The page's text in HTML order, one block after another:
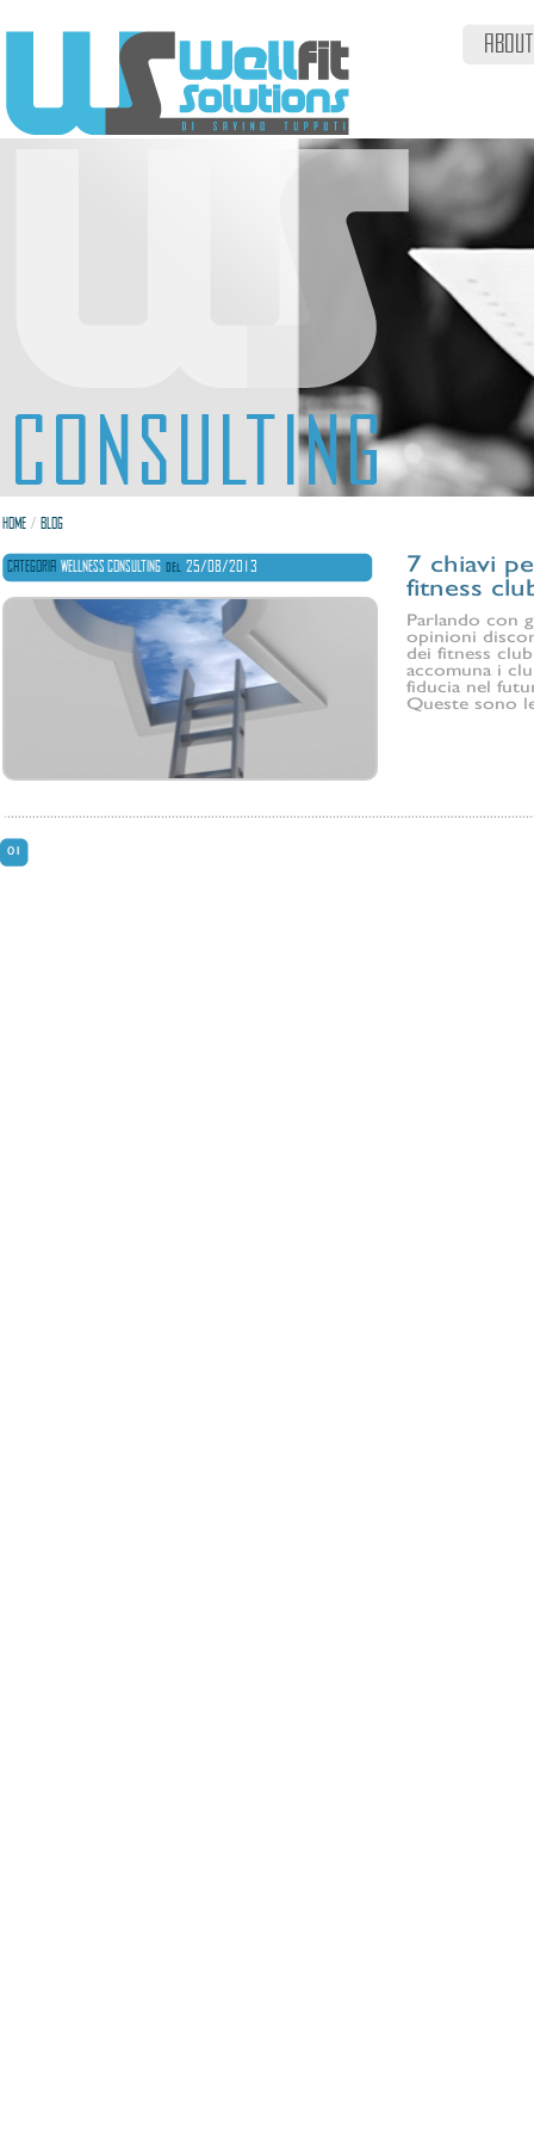
ABOUT
HOME / BLOG
CATEGORIA WELLNESS CONSULTING del 25/08/2013
7 chiavi
fitness
Parlando con
opinioni
dei fitness
accomuna i
fiducia nel
Queste sono
01